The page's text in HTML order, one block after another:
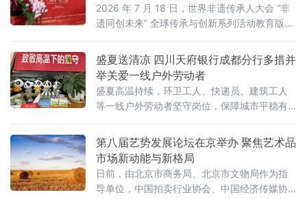
京启动
2026 年 7 月 18 日，世界非遗传承人大会 “非
遗同创未来” 全球传承与创新系列活动教育版块
以 “万象寰宇・匠心文脉” 为主题，正式发布教
育板块整体战略规划。
盛夏送清凉 四川天府银行成都分行多措并
举关爱一线户外劳动者
盛夏高温持续，环卫工人、快递员、建筑工人
等一线户外劳动者坚守岗位，保障城市平稳有
构社会责任，近期，四川天府银行成都分行全
面启动夏日送清凉系列普惠公益行动，通过设
立户外劳动者清凉驿站、深入一线走访慰问等
多种形式，为户外一线工作者送去防暑保障与
关怀。
第八届艺势发展论坛在京举办 聚焦艺术品
市场新动能与新格局
日前，由北京市商务局、北京市文物局作为指
导单位，中国拍卖行业协会、中国经济传媒协